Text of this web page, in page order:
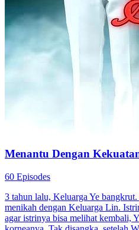
Menantu Dengan
60 Episodes
3 tahun lalu, Keluarga Ye
menikah dengan Keluarga Lin.
agar istrinya bisa melihat kembali,